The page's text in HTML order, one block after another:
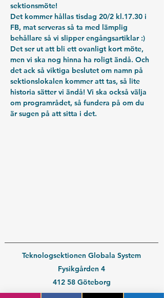
sektionsmöte!
Det kommer hållas tisdag 20/2 kl.17.30 i
FB, mat serveras så ta med lämplig
behållare så vi slipper engångsartiklar :)
Det ser ut att bli ett ovanligt kort möte,
men vi ska nog hinna ha roligt ändå. Och
det ack så viktiga beslutet om namn på
sektionslokalen kommer att tas, så lite
historia sätter vi ändå! Vi ska också välja
om programrådet, så fundera på om du
är sugen på att sitta i det.
Teknologsektionen Globala System
Fysikgården 4
412 58 Göteborg
Organisationsnummer:802539-3664